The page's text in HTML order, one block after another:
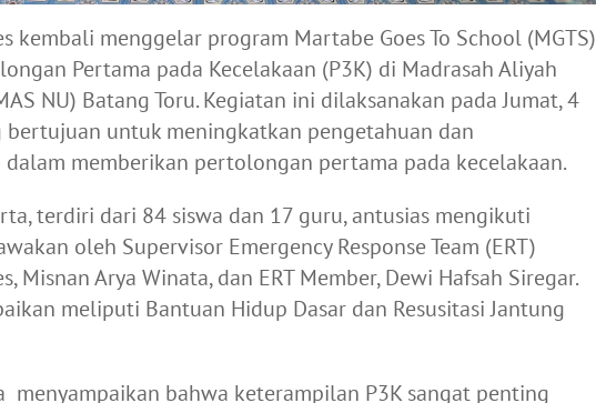
kembali menggelar program Martabe Goes To School (MGTS)
Pertama pada Kecelakaan (P3K) di Madrasah Aliyah
NU) Batang Toru. Kegiatan ini dilaksanakan pada Jumat, 4
bertujuan untuk meningkatkan pengetahuan dan
memberikan pertolongan pertama pada kecelakaan.
terdiri dari 84 siswa dan 17 guru, antusias mengikuti
oleh Supervisor Emergency Response Team (ERT)
Misnan Arya Winata, dan ERT Member, Dewi Hafsah Siregar.
meliputi Bantuan Hidup Dasar dan Resusitasi Jantung
menyampaikan bahwa keterampilan P3K sangat penting